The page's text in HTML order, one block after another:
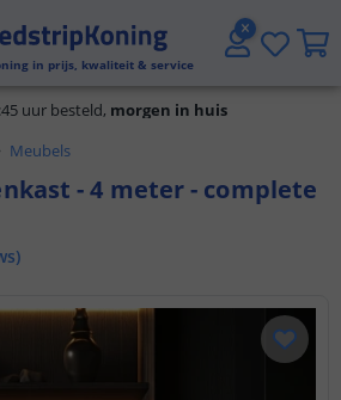
in prijs, kwaliteit & service
Klantbeoordeling 9.1
uur besteld, morgen in huis
Meubels
- 4 meter - complete
)